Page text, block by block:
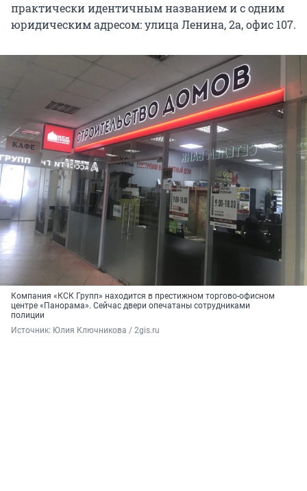
практически идентичным названием и с одним
юридическим адресом: улица Ленина, 2а, офис 107.
Компания «КСК Групп» находится в престижном торгово-офисном
центре «Панорама». Сейчас двери опечатаны сотрудниками
полиции
Источник: Юлия Ключникова / 2gis.ru